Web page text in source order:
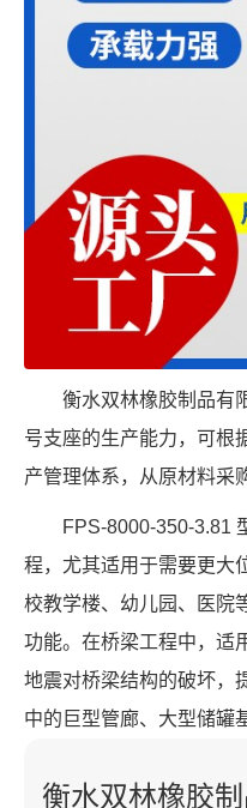
衡水双林橡胶制品有
号支座的生产能力，可根
产管理体系，从原材料采
FPS-8000-350-3.81
程，尤其适用于需要更大
校教学楼、幼儿园、医院
功能。在桥梁工程中，适
地震对桥梁结构的破坏，
中的巨型管廊、大型储罐
衡水双林橡胶